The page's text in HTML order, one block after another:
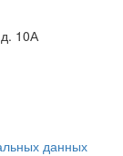
10А
данных